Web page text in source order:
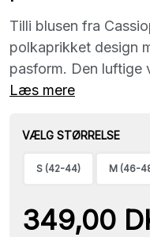
Tilli blusen fra
polkaprikket design
pasform. Den luftige
Læs mere
VÆLG STØRRELSE
S (42-44) M (46-
349,00